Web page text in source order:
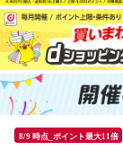
8/9 時点_ポイント最大11倍